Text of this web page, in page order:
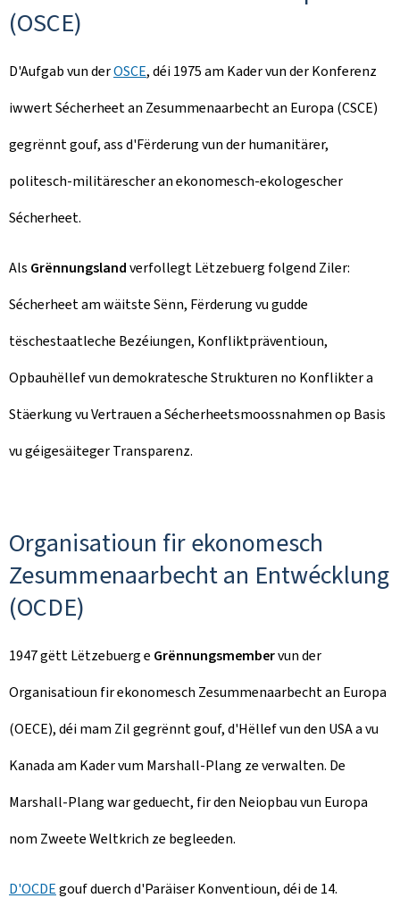
(OSCE)
D'Aufgab vun derOSCE, déi 1975 am Kader vun der Konferenz
iwwert Sécherheet an Zesummenaarbecht an Europa (CSCE)
gegrënnt gouf, ass d'Fërderung vun der humanitärer,
politesch-militärescher an ekonomesch-ekologescher
Sécherheet.
Als Grënnungslandverfollegt Lëtzebuerg folgend Ziler:
Sécherheet am wäitste Sënn, Fërderung vu gudde
tëschestaatleche Bezéiungen, Konfliktpräventioun,
Opbauhëllef vun demokratesche Strukturen no Konflikter a
Stäerkung vu Vertrauen a Sécherheetsmoossnahmen op Basis
vu géigesäiteger Transparenz.
Organisatioun fir ekonomesch
Zesummenaarbecht an Entwécklung
(OCDE)
1947 gëtt Lëtzebuerg e Grënnungsmembervun der
Organisatioun fir ekonomesch Zesummenaarbecht an Europa
(OECE), déi mam Zil gegrënnt gouf, d'Hëllef vun den USA a vu
Kanada am Kader vum Marshall-Plang ze verwalten. De
Marshall-Plang war geduecht, fir den Neiopbau vun Europa
nom Zweete Weltkrich ze begleeden.
D'OCDEgouf duerch d'Paräiser Konventioun, déi de 14.